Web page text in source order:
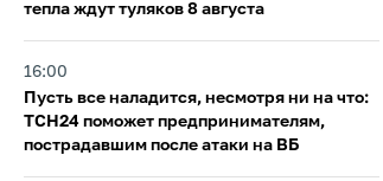
тепла ждут туляков 8 августа
16:00
Пусть все наладится, несмотря ни на что:
ТСН24 поможет предпринимателям,
пострадавшим после атаки на ВБ